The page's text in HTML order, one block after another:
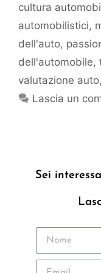
cultura
automobilistici,
dell'auto,
dell'automobile,
valutazione auto,
Lascia un
Sei